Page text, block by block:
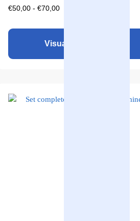
€50,00 - €70,00
Visualizza il prodotto